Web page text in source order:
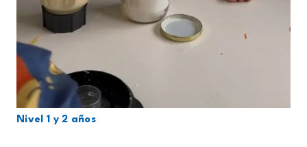
Nivel 1 y 2 años